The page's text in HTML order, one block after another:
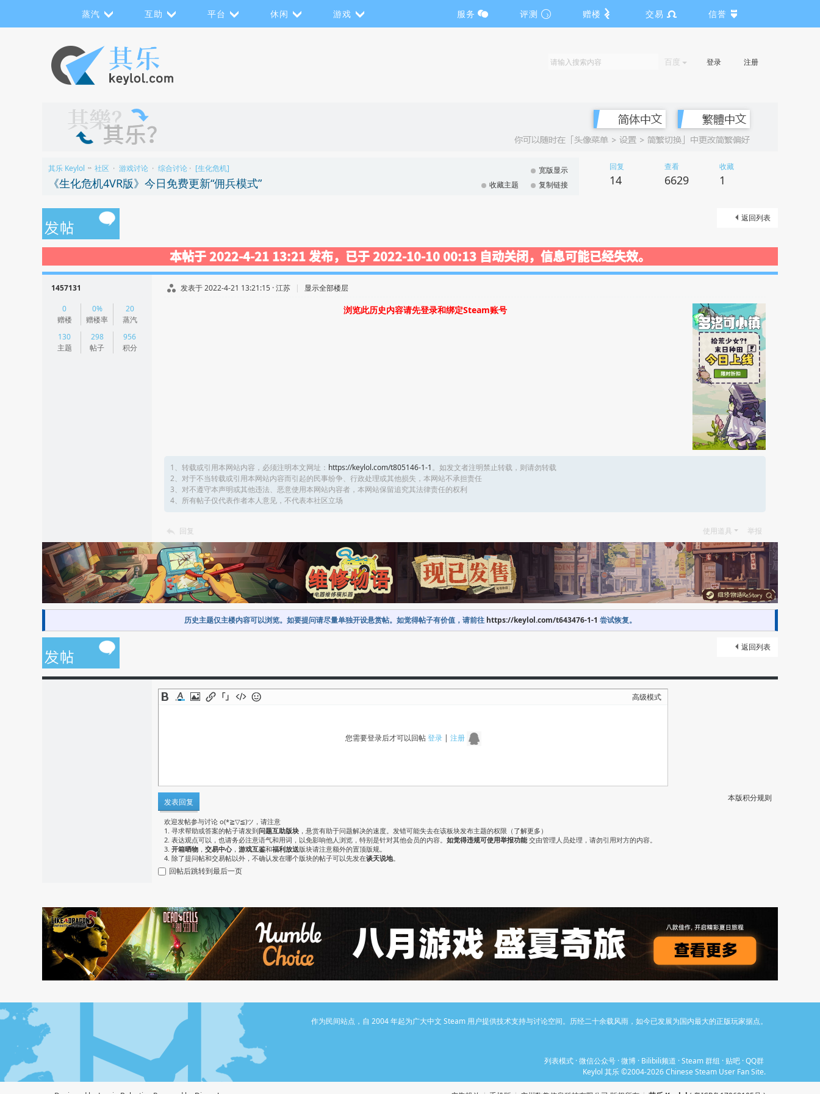
蒸汽 互助 平台 休闲 游戏 服务 评测 赠楼 交易 信誉
百度 登录 注册
其乐 Keylol >> 社区 › 游戏讨论 › 综合讨论 › [生化危机]
《生化危机4VR版》今日免费更新“佣兵模式”
宽版显示
收藏主题
复制链接
回复
14
查看
6629
收藏
1
返回列表
本帖于 2022-4-21 13:21 发布，已于 2022-10-10 00:13 自动关闭，信息可能已经失效。
1457131
0
赠楼
0%
赠楼率
20
蒸汽
130
主题
298
帖子
956
积分
发表于 2022-4-21 13:21:15 · 江苏 |
显示全部楼层
浏览此历史内容请先登录和绑定Steam账号
1、转载或引用本网站内容，必须注明本文网址： https://keylol.com/t805146-1-1。如发文者注明禁止转载，则请勿转载
2、对于不当转载或引用本网站内容而引起的民事纷争、行政处理或其他损失，本网站不承担责任
3、对不遵守本声明或其他违法、恶意使用本网站内容者，本网站保留追究其法律责任的权利
4、所有帖子仅代表作者本人意见，不代表本社区立场
回复 使用道具 举报
历史主题仅主楼内容可以浏览。如要提问请尽量单独开设悬赏帖。如觉得帖子有价值，请前往 https://keylol.com/t643476-1-1 尝试恢复。
返回列表
高级模式
您需要登录后才可以回帖登录| 注册
本版积分规则
发表回复
欢迎发帖参与讨论 o(*≧▽≦)ツ，请注意
1. 寻求帮助或答案的帖子请发到问题互助版块 ，悬赏有助于问题解决的速度。发错可能失去在该板块发布主题的权限（ 了解更多 ）
2. 表达观点可以，也请务必注意语气和用词，以免影响他人浏览，特别是针对其他会员的内容。 如觉得违规可使用举报功能 交由管理人员处理，请勿引用对方的内容。
3. 开箱晒物 ， 交易中心， 游戏互鉴和福利放送版块请注意额外的置顶版规。
4. 除了提问帖和交易帖以外，不确认发在哪个版块的帖子可以先发在谈天说地。
回帖后跳转到最后一页
作为民间站点，自 2004 年起为广大中文 Steam 用户提供技术支持与讨论空间。历经二十余载风雨，如今已发展为国内最大的正版玩家据点。
列表模式 ·微信公众号 ·微博 · Bilibili频道 ·Steam 群组 · 贴吧 ·QQ群
Keylol 其乐 ©2004-2026 Chinese Steam User Fan Site.